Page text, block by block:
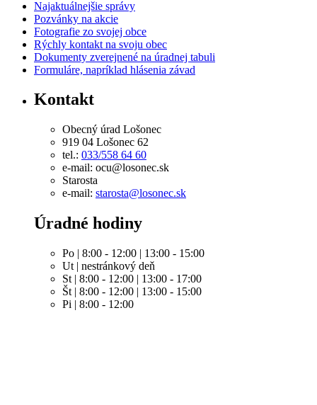
Najaktuálnejšie správy
Pozvánky na akcie
Fotografie zo svojej obce
Rýchly kontakt na svoju obec
Dokumenty zverejnené na úradnej tabuli
Formuláre, napríklad hlásenia závad
Kontakt
Obecný úrad Lošonec
919 04 Lošonec 62
tel.: 033/558 64 60
e-mail: ocu@losonec.sk
Starosta
e-mail: starosta@losonec.sk
Úradné hodiny
Po | 8:00 - 12:00 | 13:00 - 15:00
Ut | nestránkový deň
St | 8:00 - 12:00 | 13:00 - 17:00
Št | 8:00 - 12:00 | 13:00 - 15:00
Pi | 8:00 - 12:00